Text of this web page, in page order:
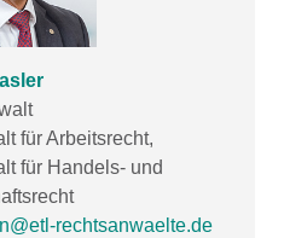
für Arbeitsrecht,
für Handels- und
rechtsanwaelte.de